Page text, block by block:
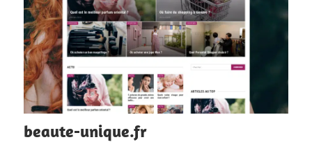
beaute-unique.fr